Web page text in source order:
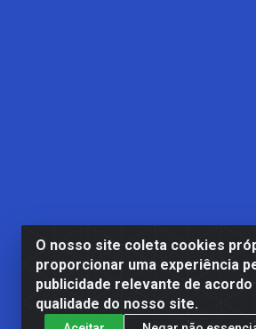
O nosso site coleta cookies
proporcionar uma experiência
publicidade relevante de
qualidade do nosso site.